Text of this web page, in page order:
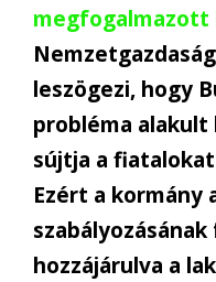
megfogalmazott
leszögezi, hogy
probléma alakult
sújtja a
Ezért a kormány
hozzájárulva a